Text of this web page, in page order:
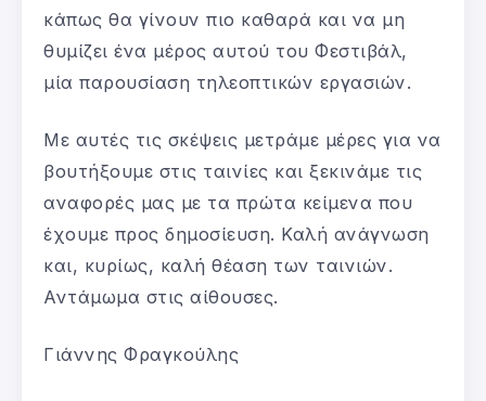
κάπως θα γίνουν πιο καθαρά και να μη
θυμίζει ένα μέρος αυτού του Φεστιβάλ,
μία παρουσίαση τηλεοπτικών εργασιών.
Με αυτές τις σκέψεις μετράμε μέρες για να
βουτήξουμε στις ταινίες και ξεκινάμε τις
αναφορές μας με τα πρώτα κείμενα που
έχουμε προς δημοσίευση. Καλή ανάγνωση
και, κυρίως, καλή θέαση των ταινιών.
Αντάμωμα στις αίθουσες.
Γιάννης Φραγκούλης